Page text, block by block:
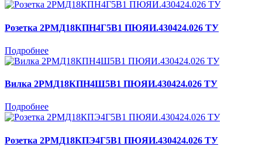
Розетка 2РМД18КПН4Г5В1 ПЮЯИ.430424.026 ТУ
Подробнее
Вилка 2РМД18КПН4Ш5В1 ПЮЯИ.430424.026 ТУ
Подробнее
Розетка 2РМД18КПЭ4Г5В1 ПЮЯИ.430424.026 ТУ